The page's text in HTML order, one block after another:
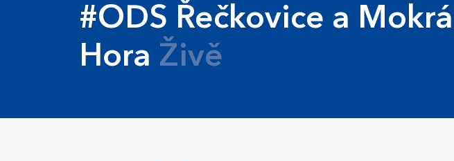
#ODS Řečkovice a Mokrá
Hora Živě